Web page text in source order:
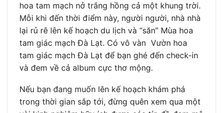
hoa tam mạch nở trắng hồng cả một khung trời.
Mỗi khi đến thời điểm này, người người, nhà nhà
lại rủ rê lên kế hoạch du lịch và “săn” Mùa hoa
tam giác mạch Đà Lạt. Có vô vàn Vườn hoa
tam giác mạch Đà Lạt để bạn ghé đến check-in
và đem về cả album cực thơ mộng.
Nếu bạn đang muốn lên kế hoạch khám phá
trong thời gian sắp tới, đừng quên xem qua một